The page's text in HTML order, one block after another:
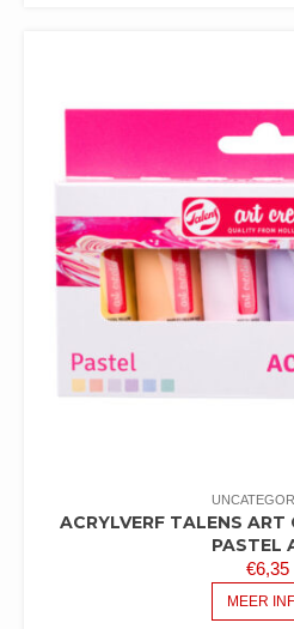
ACRYLVERF TALENS
PASTEL
€6,35
MEER